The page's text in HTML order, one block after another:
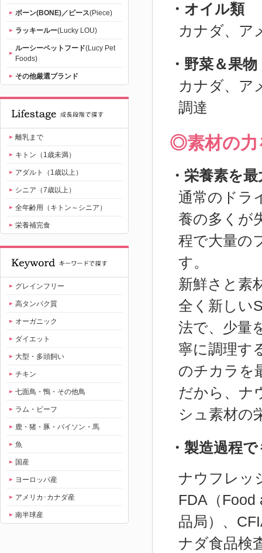
ボーン(BONE)／ピース(Piece)
ラッキールー(Lucky LOU)
ルーシーペットフード(Lucy Pet
Foods)
その他厳選ブランド
離乳まで
キトン（1歳未満）
アダルト（1歳以上）
シニア（7歳以上）
全年齢用（キトン～シニア）
栄養補完食
グレインフリー
高タンパク質
オーガニック
ダイエット
大型・多頭飼い
チキン
七面鳥・鴨・その他鳥
ラム・ビーフ
鹿・猪・豚・バイソン・馬
魚
国産
ヨーロッパ産
アメリカ･カナダ産
南半球産
・オイル類
カナダ、ア
・野菜＆果物
カナダ、ア
調達
◎素材の力
・栄養素を
通常のドラ
養の多くが
程で大量の
す。
新鮮さと素
全く新しい
法で、少量
寧に調理す
のチカラを
だから、ナ
シュ素材の
・製造過程
ナウフレッ
FDA（Food
品局）、
ナダ食品検